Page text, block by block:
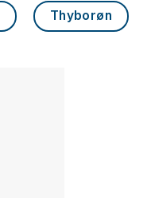
Thyborøn